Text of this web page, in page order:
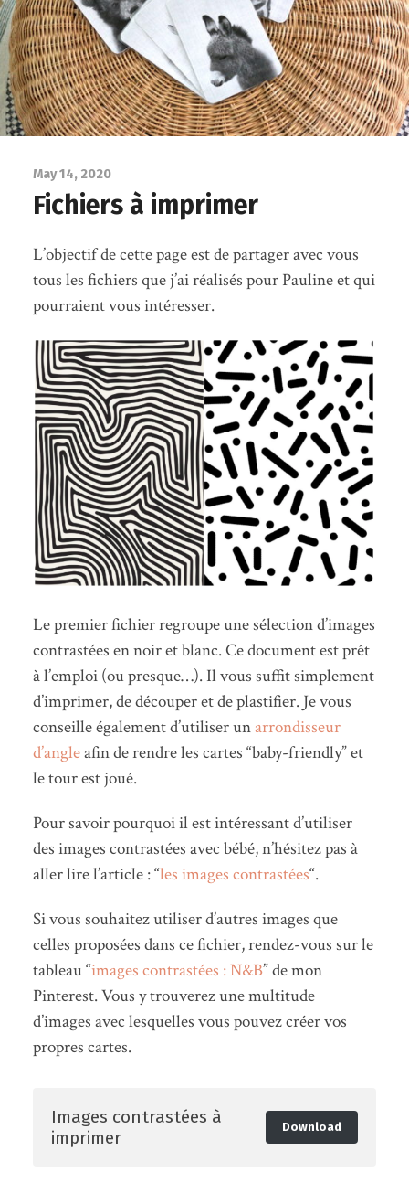
May 14, 2020
Fichiers à imprimer
L’objectif de cette page est de partager avec vous
tous les fichiers que j’ai réalisés pour Pauline et qui
pourraient vous intéresser.
Le premier fichier regroupe une sélection d’images
contrastées en noir et blanc. Ce document est prêt
à l’emploi (ou presque…). Il vous suffit simplement
d’imprimer, de découper et de plastifier. Je vous
conseille également d’utiliser unarrondisseur
d’angleafin de rendre les cartes “baby-friendly” et
le tour est joué.
Pour savoir pourquoi il est intéressant d’utiliser
des images contrastées avec bébé, n’hésitez pas à
aller lire l’article : “les images contrastées“.
Si vous souhaitez utiliser d’autres images que
celles proposées dans ce fichier, rendez-vous sur le
tableau “images contrastées : N&B” de mon
Pinterest. Vous y trouverez une multitude
d’images avec lesquelles vous pouvez créer vos
propres cartes.
Images contrastées à
imprimer
Download